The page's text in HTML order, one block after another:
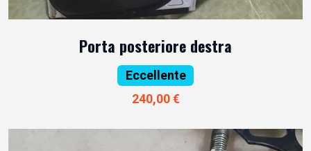
Porta posteriore destra
Eccellente
240,00 €